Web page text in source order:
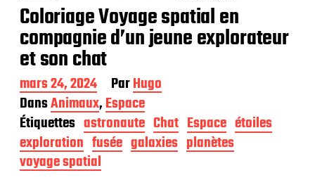
Coloriage Voyage spatial en
compagnie d’un jeune explorateur
et son chat
D
a
t
e
d
e
p
mars 24, 2024 ParHugo
DansAnimaux,Espace
Étiquettes astronaute Chat Espace étoiles
exploration fusée galaxies planètes
voyage spatial